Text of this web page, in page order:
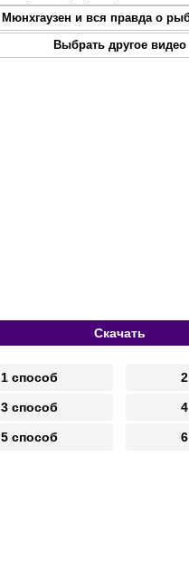
Мюнхгаузен и вся правда о
Выбрать другое видео
Скачать
1 способ
3 способ
5 способ